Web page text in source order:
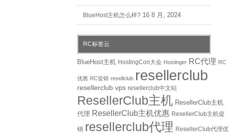
BlueHost主机怎么样? 16 8 月, 2024
RC标签云
BlueHost主机 HostingCon大会 Hostinger RC代理 RC
优惠 RC促销 resellclub resellerclub
resellerclub vps resellerclub中文站
ResellerClub主机 ResellerClub主机
代理 ResellerClub主机优惠 ResellerClub主机促
销 resellerclub代理 ResellerClub代理优